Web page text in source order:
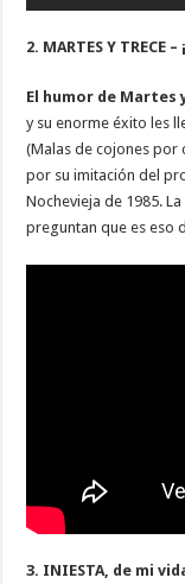
2. MARTES Y TRECE
El humor de Martes
y su enorme éxito les
(Malas de cojones
por su imitación del
Nochevieja de 1985.
preguntan que es eso
3. INIESTA, de mi